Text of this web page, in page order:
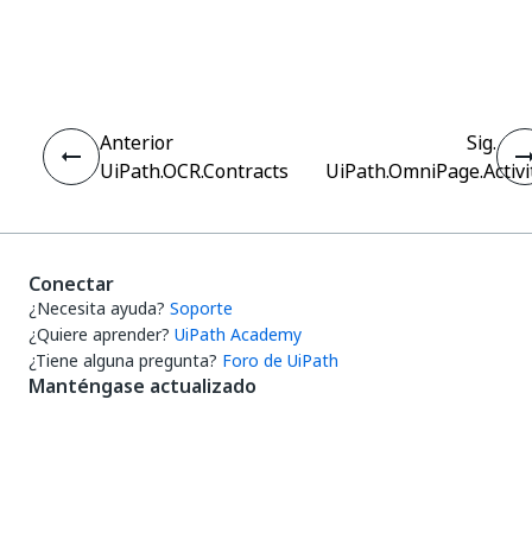
Anterior
UiPath.OCR.Contracts
Sig.
Conectar
¿Necesita ayuda? Soporte
¿Quiere aprender? UiPath Academy
¿Tiene alguna pregunta? Foro de UiPath
Manténgase actualizado